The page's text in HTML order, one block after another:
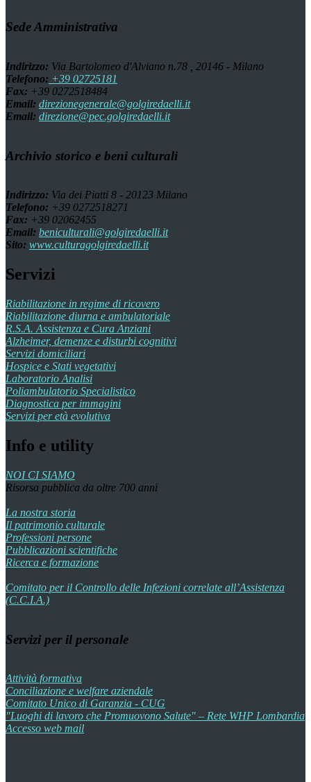
Sede Amministrativa
Indirizzo: Via Bartolomeo d'Alviano n.78 , 20146 - Milano
Telefono: +39 02725181
Fax: +39 0272518484
Email: direzionegenerale@golgiredaelli.it
Email: direzione@pec.golgiredaelli.it
Archivio storico e beni culturali
Indirizzo: Via dei Piatti 8 - 20123 Milano
Telefono: +39 0272518271
Fax: +39 02062455
Email: beniculturali@golgiredaelli.it
Sito: www.culturagolgiredaelli.it
Servizi
Riabilitazione in regime di ricovero
Riabilitazione diurna e ambulatoriale
R.S.A. Assistenza e Cura Anziani
Alzheimer, demenze e disturbi cognitivi
Servizi domiciliari
Hospice e Stati vegetativi
Laboratorio Analisi
Poliambulatorio Specialistico
Diagnostica per immagini
Servizi per età evolutiva
Info e utility
NOI CI SIAMO
Risorsa pubblica da oltre 700 anni
La nostra storia
Il patrimonio culturale
Professioni persone
Pubblicazioni scientifiche
Ricerca e formazione
Comitato per il Controllo delle Infezioni correlate all’Assistenza
(C.C.I.A.)
Servizi per il personale
Attività formativa
Conciliazione e welfare aziendale
Comitato Unico di Garanzia - CUG
"Luoghi di lavoro che Promuovono Salute" – Rete WHP Lombardia
Accesso web mail